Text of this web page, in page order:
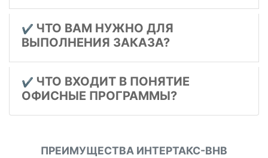
✔️ ЧТО ВАМ НУЖНО ДЛЯ
ВЫПОЛНЕНИЯ ЗАКАЗА?
✔️ ЧТО ВХОДИТ В ПОНЯТИЕ
ОФИСНЫЕ ПРОГРАММЫ?
ПРЕИМУЩЕСТВА ИНТЕРТАКС-ВНВ